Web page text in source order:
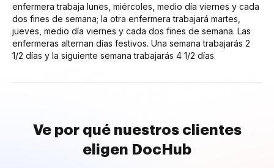
enfermera trabaja lunes, miércoles, medio día viernes y cada
dos fines de semana; la otra enfermera trabajará martes,
jueves, medio día viernes y cada dos fines de semana. Las
enfermeras alternan días festivos. Una semana trabajarás 2
1/2 días y la siguiente semana trabajarás 4 1/2 días.
Ve por qué nuestros clientes
eligen DocHub